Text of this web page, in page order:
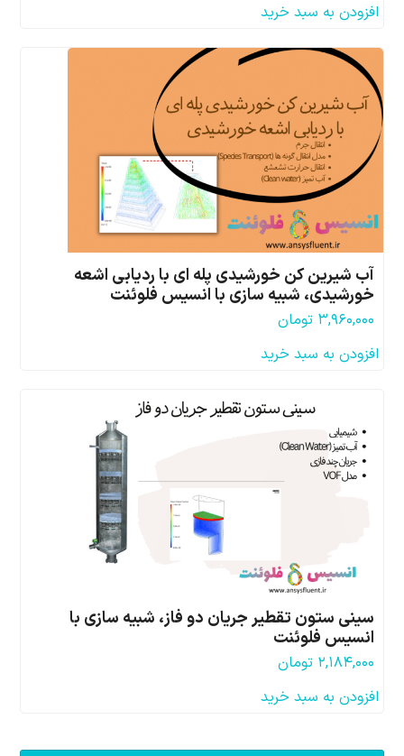
افزودن به سبد خرید
آب شیرین کن خورشیدی پله ای با ردیابی اشعه
خورشیدی، شبیه سازی با انسیس فلوئنت
۳,۹۶۰,۰۰۰ تومان
افزودن به سبد خرید
سینی ستون تقطیر جریان دو فاز، شبیه سازی با
انسیس فلوئنت
۲,۱۸۴,۰۰۰ تومان
افزودن به سبد خرید